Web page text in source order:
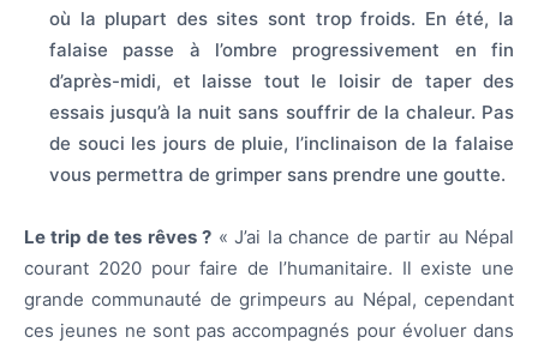
où la plupart des sites sont trop froids. En été, la
falaise passe à l’ombre progressivement en fin
d’après-midi, et laisse tout le loisir de taper des
essais jusqu’à la nuit sans souffrir de la chaleur. Pas
de souci les jours de pluie, l’inclinaison de la falaise
vous permettra de grimper sans prendre une goutte.
Le trip de tes rêves ? « J’ai la chance de partir au Népal
courant 2020 pour faire de l’humanitaire. Il existe une
grande communauté de grimpeurs au Népal, cependant
ces jeunes ne sont pas accompagnés pour évoluer dans